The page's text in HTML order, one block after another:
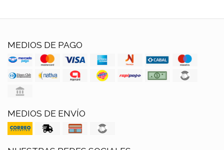
MEDIOS DE PAGO
MEDIOS DE ENVÍO